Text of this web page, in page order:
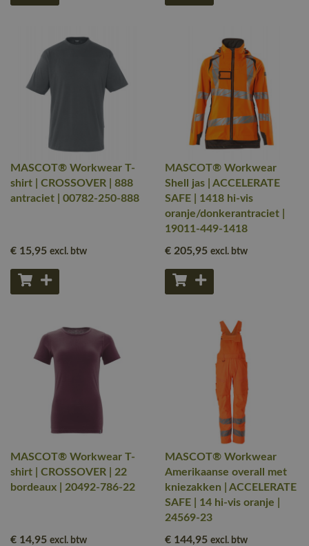
MASCOT® Workwear T-
shirt | CROSSOVER | 888
antraciet | 00782-250-888
€ 15,95 excl. btw
MASCOT® Workwear
Shell jas | ACCELERATE
SAFE | 1418 hi-vis
oranje/donkerantraciet |
19011-449-1418
€ 205,95 excl. btw
MASCOT® Workwear T-
shirt | CROSSOVER | 22
bordeaux | 20492-786-22
€ 14,95 excl. btw
MASCOT® Workwear
Amerikaanse overall met
kniezakken | ACCELERATE
SAFE | 14 hi-vis oranje |
24569-23
€ 144,95 excl. btw